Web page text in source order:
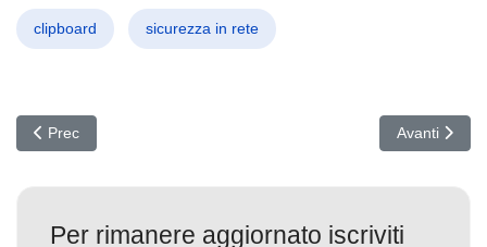
clipboard sicurezza in rete
Articolo precedente: Cybercrime 2025: Minacce AI e ransomware
Prec Articolo
Avanti
Per rimanere aggiornato iscriviti